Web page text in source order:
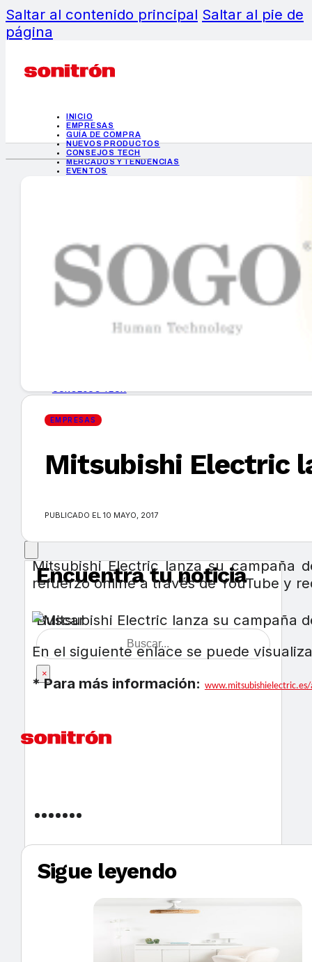
Saltar al contenido principal Saltar al pie de
página
INICIO
EMPRESAS
GUÍA DE COMPRA
NUEVOS PRODUCTOS
CONSEJOS TECH
MERCADOS Y TENDENCIAS
EVENTOS
INICIO
EMPRESAS
GUÍA DE COMPRA
MERCADOS Y TENDENCIAS
EVENTOS
Encuentra tu noticia
Buscar
×
EMPRESAS
Mitsubishi Electric
PUBLICADO EL 10 MAYO, 2017
Mitsubishi Electric lanza su campaña
refuerzo online a través de YouTube y
En el siguiente enlace se puede
* Para más información:
Sigue leyendo